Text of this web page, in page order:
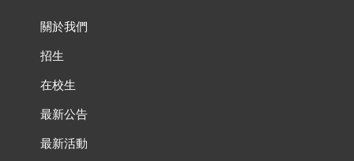
關於我們
招生
在校生
最新公告
最新活動